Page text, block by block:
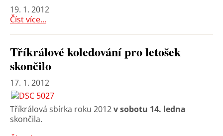
19. 1. 2012
Číst více...
Tříkrálové koledování pro letošek
skončilo
17. 1. 2012
Tříkrálová sbírka roku 2012v sobotu 14. ledna
skončila.